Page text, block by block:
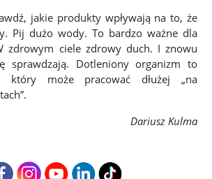
jakie produkty wpływają na to, że
Pij dużo wody. To bardzo ważne dla
zdrowym ciele zdrowy duch. I znowu
sprawdzają. Dotleniony organizm to
który może pracować dłużej „na
Dariusz Kulma